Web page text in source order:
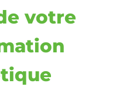
votre